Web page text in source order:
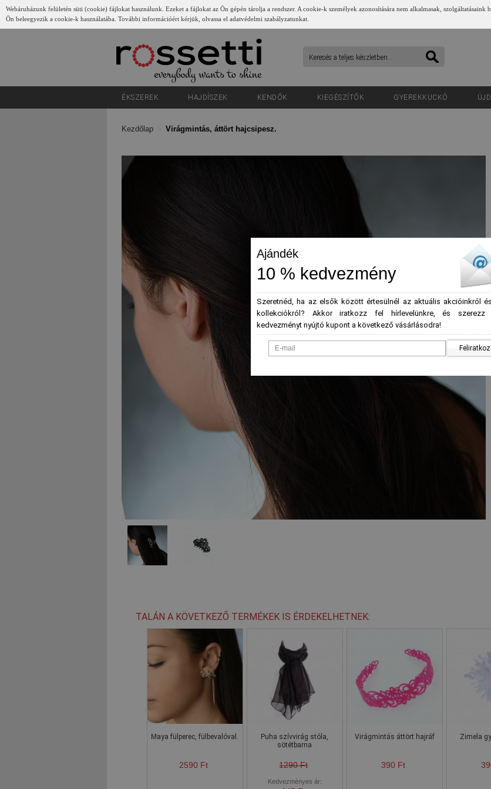
Webáruházunk felületén süti (cookie) fájlokat használunk. Ezeket a fájlokat az Ön gépén tárolja a rendszer. A cookie-k személyek azonosítására nem alkalmasak, szolgáltatásaink
Ön beleegyezik a cookie-k használatába. További információért kérjük, olvassa el adatvédelmi szabályzatunkat.
Gyerünk
ÉKSZEREK HAJDÍSZEK KENDŐK KIEGÉSZÍTŐK GYEREKKUCKÓ
Kezdőlap Virágmintás, áttört hajcsipesz.
TALÁN A KÖVETKEZŐ TERMÉKEK IS ÉRDEKELHETNEK:
Maya fülperec, fülbevalóval.
2590 Ft
Puha szívvirág stóla,
sötétbarna
1290 Ft
Kedvezményes ár:
Virágmintás áttört hajráf
390 Ft
Zimela
Ajándék
10 % kedvezmény
Szeretnéd, ha az elsők között értesülnél az aktuális akcióinkról
kollekciókról? Akkor iratkozz fel hírlevelünkre, és szerezz
kedvezményt nyújtó kupont a következő vásárlásodra!